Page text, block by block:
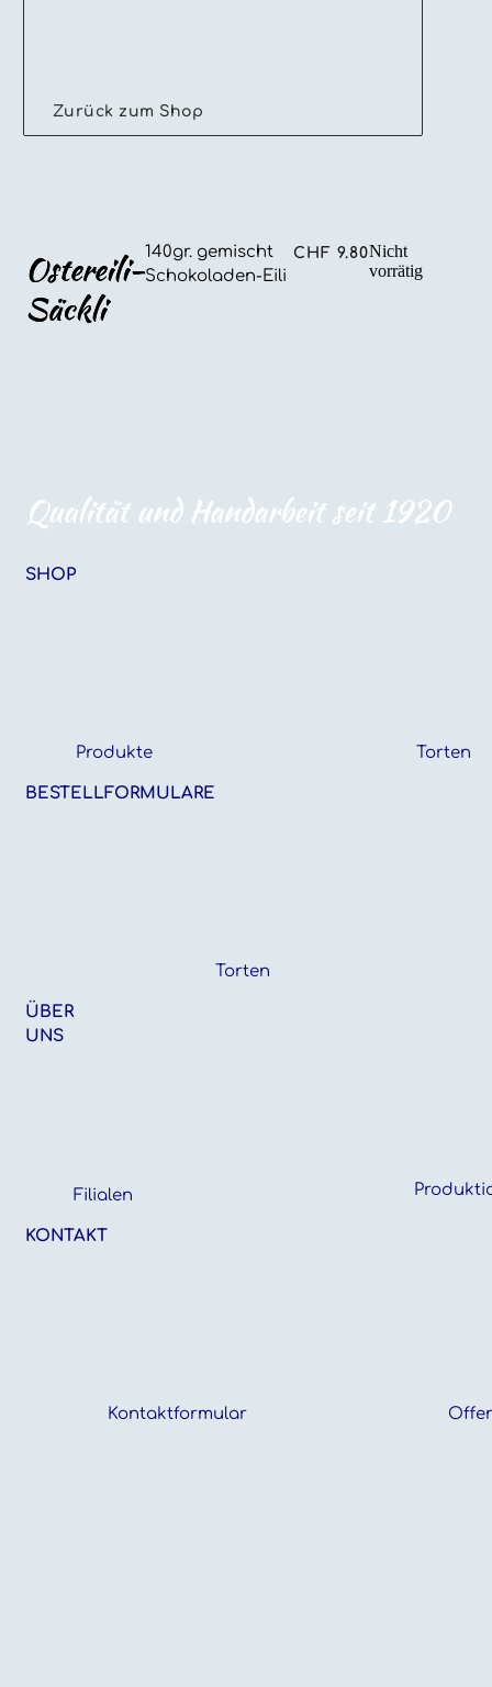
Zurück zum Shop
Ostereili-
Säckli
140gr. gemischt
Schokoladen-Eili
CHF 9.80Nicht
vorrätig
Qualität und Handarbeit seit 1920
SHOP
Produkte Torten
BESTELLFORMULARE
Torten
ÜBER
UNS
Filialen
KONTAKT
Kontaktformular